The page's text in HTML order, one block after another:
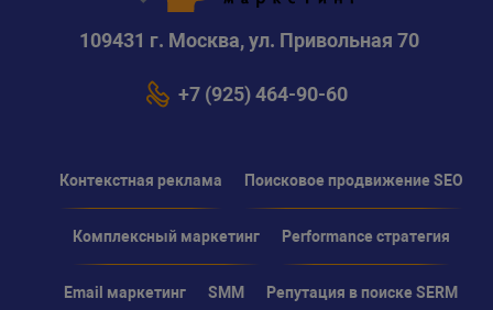
109431 г. Москва, ул. Привольная 70
+7 (925) 464-90-60
Контекстная реклама Поисковое продвижение SEO
Комплексный маркетинг Performance стратегия
Email маркетинг SMM Репутация в поиске SERM